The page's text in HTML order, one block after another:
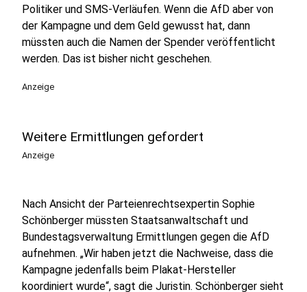
Politiker und SMS-Verläufen. Wenn die AfD aber von
der Kampagne und dem Geld gewusst hat, dann
müssten auch die Namen der Spender veröffentlicht
werden. Das ist bisher nicht geschehen.
Anzeige
Weitere Ermittlungen gefordert
Anzeige
Nach Ansicht der Parteienrechtsexpertin Sophie
Schönberger müssten Staatsanwaltschaft und
Bundestagsverwaltung Ermittlungen gegen die AfD
aufnehmen. „Wir haben jetzt die Nachweise, dass die
Kampagne jedenfalls beim Plakat-Hersteller
koordiniert wurde“, sagt die Juristin. Schönberger sieht